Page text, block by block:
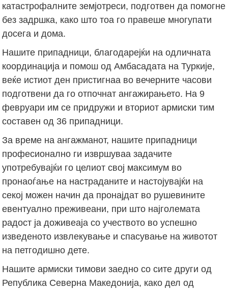
катастрофалните земјотреси, подготвен да помогне
без задршка, како што тоа го правеше многупати
досега и дома.
Нашите припадници, благодарејќи на одличната
координација и помош од Амбасадата на Туркије,
веќе истиот ден пристигнаа во вечерните часови
подготвени да го отпочнат ангажирањето. На 9
февруари им се придружи и вториот армиски тим
составен од 36 припадници.
За време на ангажманот, нашите припадници
професионално ги извршуваа задачите
употребувајќи го целиот свој максимум во
пронаоѓање на настраданите и настојувајќи на
секој можен начин да пронајдат во рушевините
евентуално преживеани, при што најголемата
радост ја доживеаја со учеството во успешно
изведеното извлекување и спасување на животот
на петгодишно дете.
Нашите армиски тимови заедно со сите други од
Република Северна Македонија, како дел од